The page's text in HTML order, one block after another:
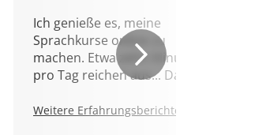
Ich genieße es, meine
Sprachkurse online zu
machen. Etwa zehn Minuten
pro Tag reichen aus... Danke!
Weitere Erfahrungsberichte.